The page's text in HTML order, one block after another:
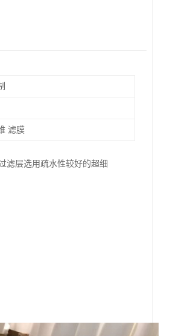
滤膜
滤层选用疏水性较好的超细